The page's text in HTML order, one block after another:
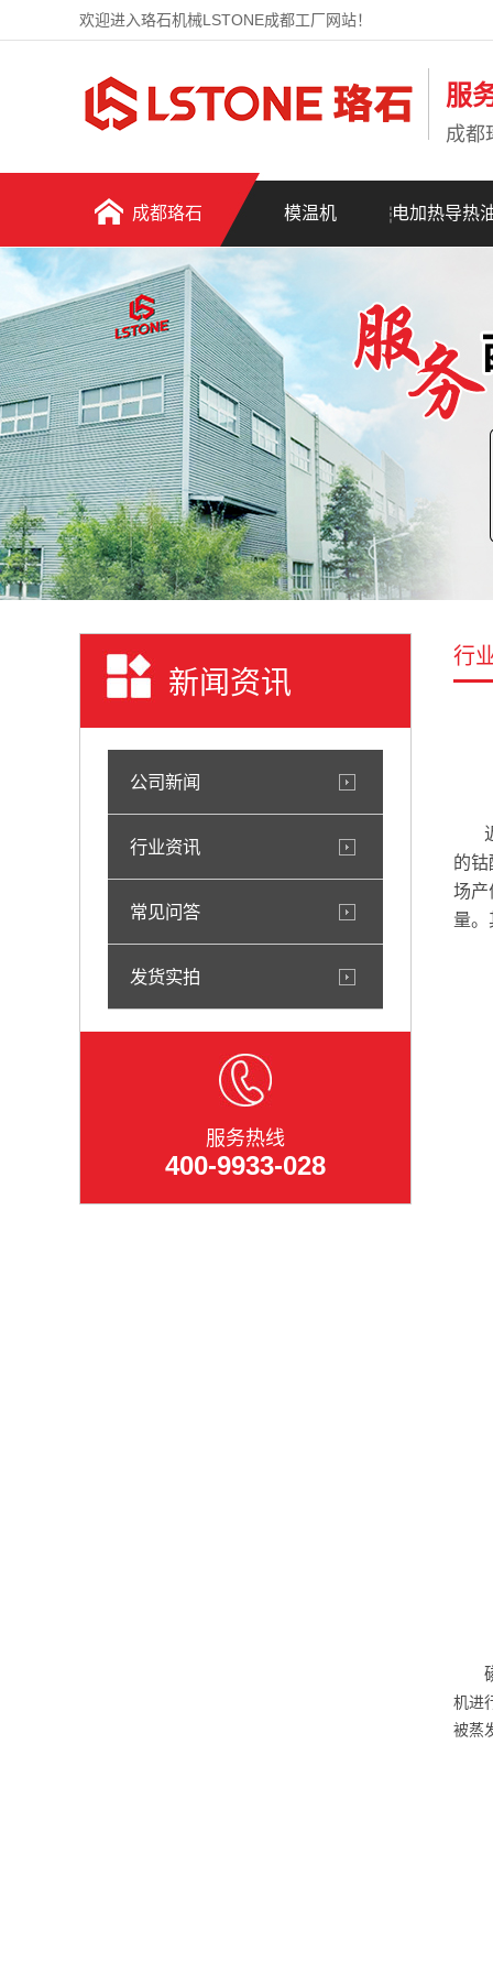
欢迎进入珞石机械LSTONE成都工厂网站！
服
成都
成都珞石 模温机 电加热导热
新闻资讯
公司新闻
行业资讯
常见问答
发货实拍
服务热线
400-9933-028
行
的
场产
量
机进
被蒸